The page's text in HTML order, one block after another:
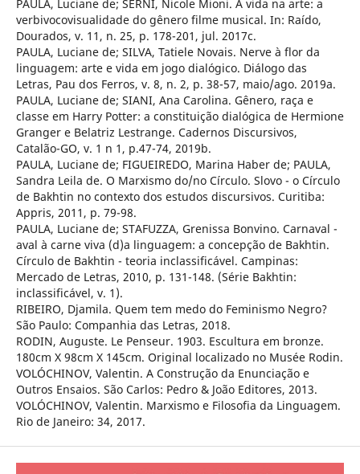
PAULA, Luciane de; SERNI, Nicole Mioni. A vida na arte: a
verbivocovisualidade do gênero filme musical. In: Raído,
Dourados, v. 11, n. 25, p. 178-201, jul. 2017c.
PAULA, Luciane de; SILVA, Tatiele Novais. Nerve à flor da
linguagem: arte e vida em jogo dialógico. Diálogo das
Letras, Pau dos Ferros, v. 8, n. 2, p. 38-57, maio/ago. 2019a.
PAULA, Luciane de; SIANI, Ana Carolina. Gênero, raça e
classe em Harry Potter: a constituição dialógica de Hermione
Granger e Belatriz Lestrange. Cadernos Discursivos,
Catalão-GO, v. 1 n 1, p.47-74, 2019b.
PAULA, Luciane de; FIGUEIREDO, Marina Haber de; PAULA,
Sandra Leila de. O Marxismo do/no Círculo. Slovo - o Círculo
de Bakhtin no contexto dos estudos discursivos. Curitiba:
Appris, 2011, p. 79-98.
PAULA, Luciane de; STAFUZZA, Grenissa Bonvino. Carnaval -
aval à carne viva (d)a linguagem: a concepção de Bakhtin.
Círculo de Bakhtin - teoria inclassificável. Campinas:
Mercado de Letras, 2010, p. 131-148. (Série Bakhtin:
inclassificável, v. 1).
RIBEIRO, Djamila. Quem tem medo do Feminismo Negro?
São Paulo: Companhia das Letras, 2018.
RODIN, Auguste. Le Penseur. 1903. Escultura em bronze.
180cm X 98cm X 145cm. Original localizado no Musée Rodin.
VOLÓCHINOV, Valentin. A Construção da Enunciação e
Outros Ensaios. São Carlos: Pedro & João Editores, 2013.
VOLÓCHINOV, Valentin. Marxismo e Filosofia da Linguagem.
Rio de Janeiro: 34, 2017.